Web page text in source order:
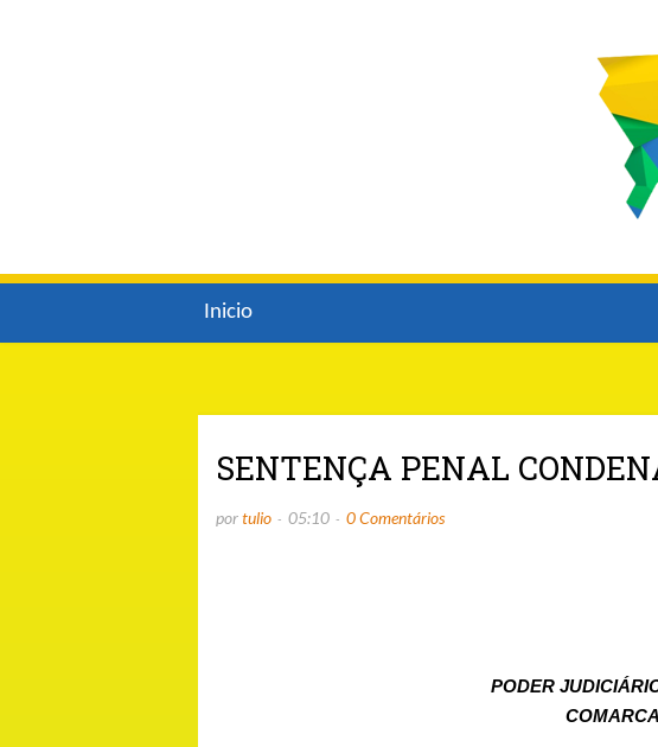
Inicio
SENTENÇA PENAL
portulio 05:10 0 Comentários
PODER